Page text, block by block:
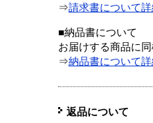
⇒請求書について
■納品書について
お届けする商品に同
⇒納品書について
返品について